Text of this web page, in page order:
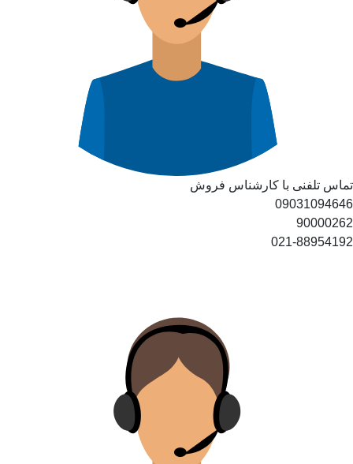
تماس تلفنی با کارشناس فروش
09031094646
90000262
021-88954192